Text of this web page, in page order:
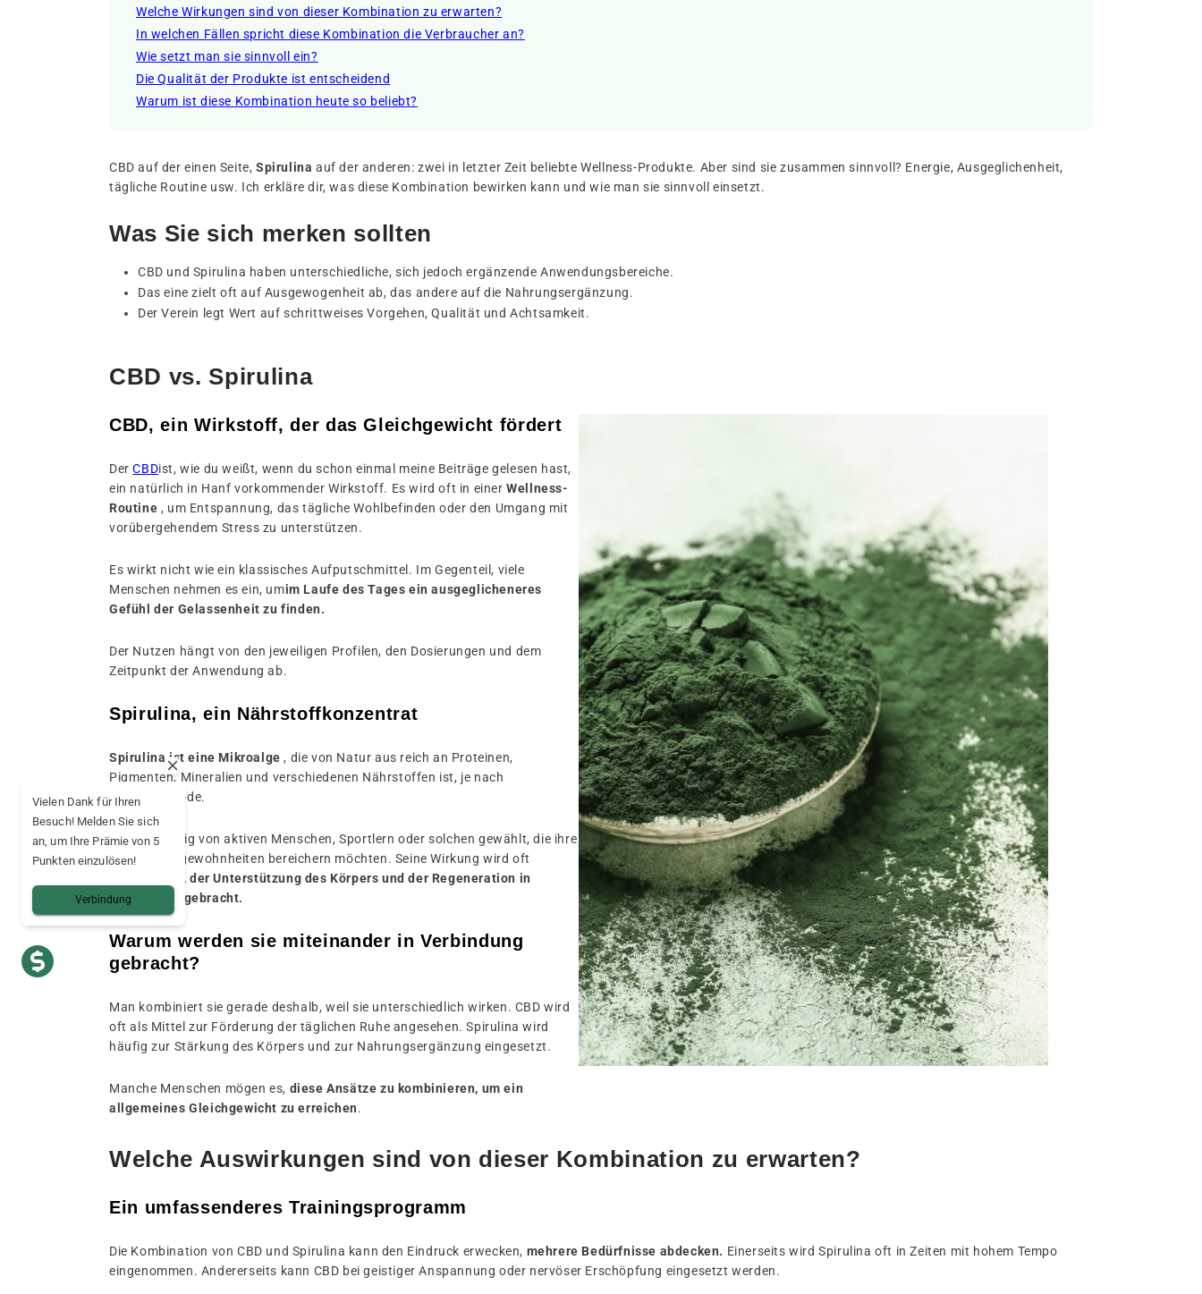
Welche Wirkungen sind von dieser Kombination zu erwarten?
In welchen Fällen spricht diese Kombination die Verbraucher an?
Wie setzt man sie sinnvoll ein?
Die Qualität der Produkte ist entscheidend
Warum ist diese Kombination heute so beliebt?
CBD auf der einen Seite, Spirulina auf der anderen: zwei in letzter Zeit beliebte Wellness-Produkte. Aber sind sie zusammen sinnvoll? Energie, Ausgeglichenheit,
tägliche Routine usw. Ich erkläre dir, was diese Kombination bewirken kann und wie man sie sinnvoll einsetzt.
Was Sie sich merken sollten
CBD und Spirulina haben unterschiedliche, sich jedoch ergänzende Anwendungsbereiche.
Das eine zielt oft auf Ausgewogenheit ab, das andere auf die Nahrungsergänzung.
Der Verein legt Wert auf schrittweises Vorgehen, Qualität und Achtsamkeit.
CBD vs. Spirulina
CBD, ein Wirkstoff, der das Gleichgewicht fördert
DerCBDist, wie du weißt, wenn du schon einmal meine Beiträge gelesen hast,
ein natürlich in Hanf vorkommender Wirkstoff. Es wird oft in einer Wellness-
Routine , um Entspannung, das tägliche Wohlbefinden oder den Umgang mit
vorübergehendem Stress zu unterstützen.
Es wirkt nicht wie ein klassisches Aufputschmittel. Im Gegenteil, viele
Menschen nehmen es ein, umim Laufe des Tages ein ausgeglicheneres
Gefühl der Gelassenheit zu finden.
Der Nutzen hängt von den jeweiligen Profilen, den Dosierungen und dem
Zeitpunkt der Anwendung ab.
Spirulina, ein Nährstoffkonzentrat
Spirulina ist eine Mikroalge , die von Natur aus reich an Proteinen,
Pigmenten, Mineralien und verschiedenen Nährstoffen ist, je nach
Anbaumethode.
Es wird häufig von aktiven Menschen, Sportlern oder solchen gewählt, die ihre
Ernährungsgewohnheiten bereichern möchten. Seine Wirkung wird oft
Vitalität, der Unterstützung des Körpers und der Regeneration in
Verbindung gebracht.
Warum werden sie miteinander in Verbindung
gebracht?
Man kombiniert sie gerade deshalb, weil sie unterschiedlich wirken. CBD wird
oft als Mittel zur Förderung der täglichen Ruhe angesehen. Spirulina wird
häufig zur Stärkung des Körpers und zur Nahrungsergänzung eingesetzt.
Manche Menschen mögen es, diese Ansätze zu kombinieren, um ein
allgemeines Gleichgewicht zu erreichen.
Welche Auswirkungen sind von dieser Kombination zu erwarten?
Ein umfassenderes Trainingsprogramm
Die Kombination von CBD und Spirulina kann den Eindruck erwecken, mehrere Bedürfnisse abdecken. Einerseits wird Spirulina oft in Zeiten mit hohem Tempo
eingenommen. Andererseits kann CBD bei geistiger Anspannung oder nervöser Erschöpfung eingesetzt werden.
Vielen Dank für Ihren
Besuch! Melden Sie sich
an, um Ihre Prämie von 5
Punkten einzulösen!
Verbindung